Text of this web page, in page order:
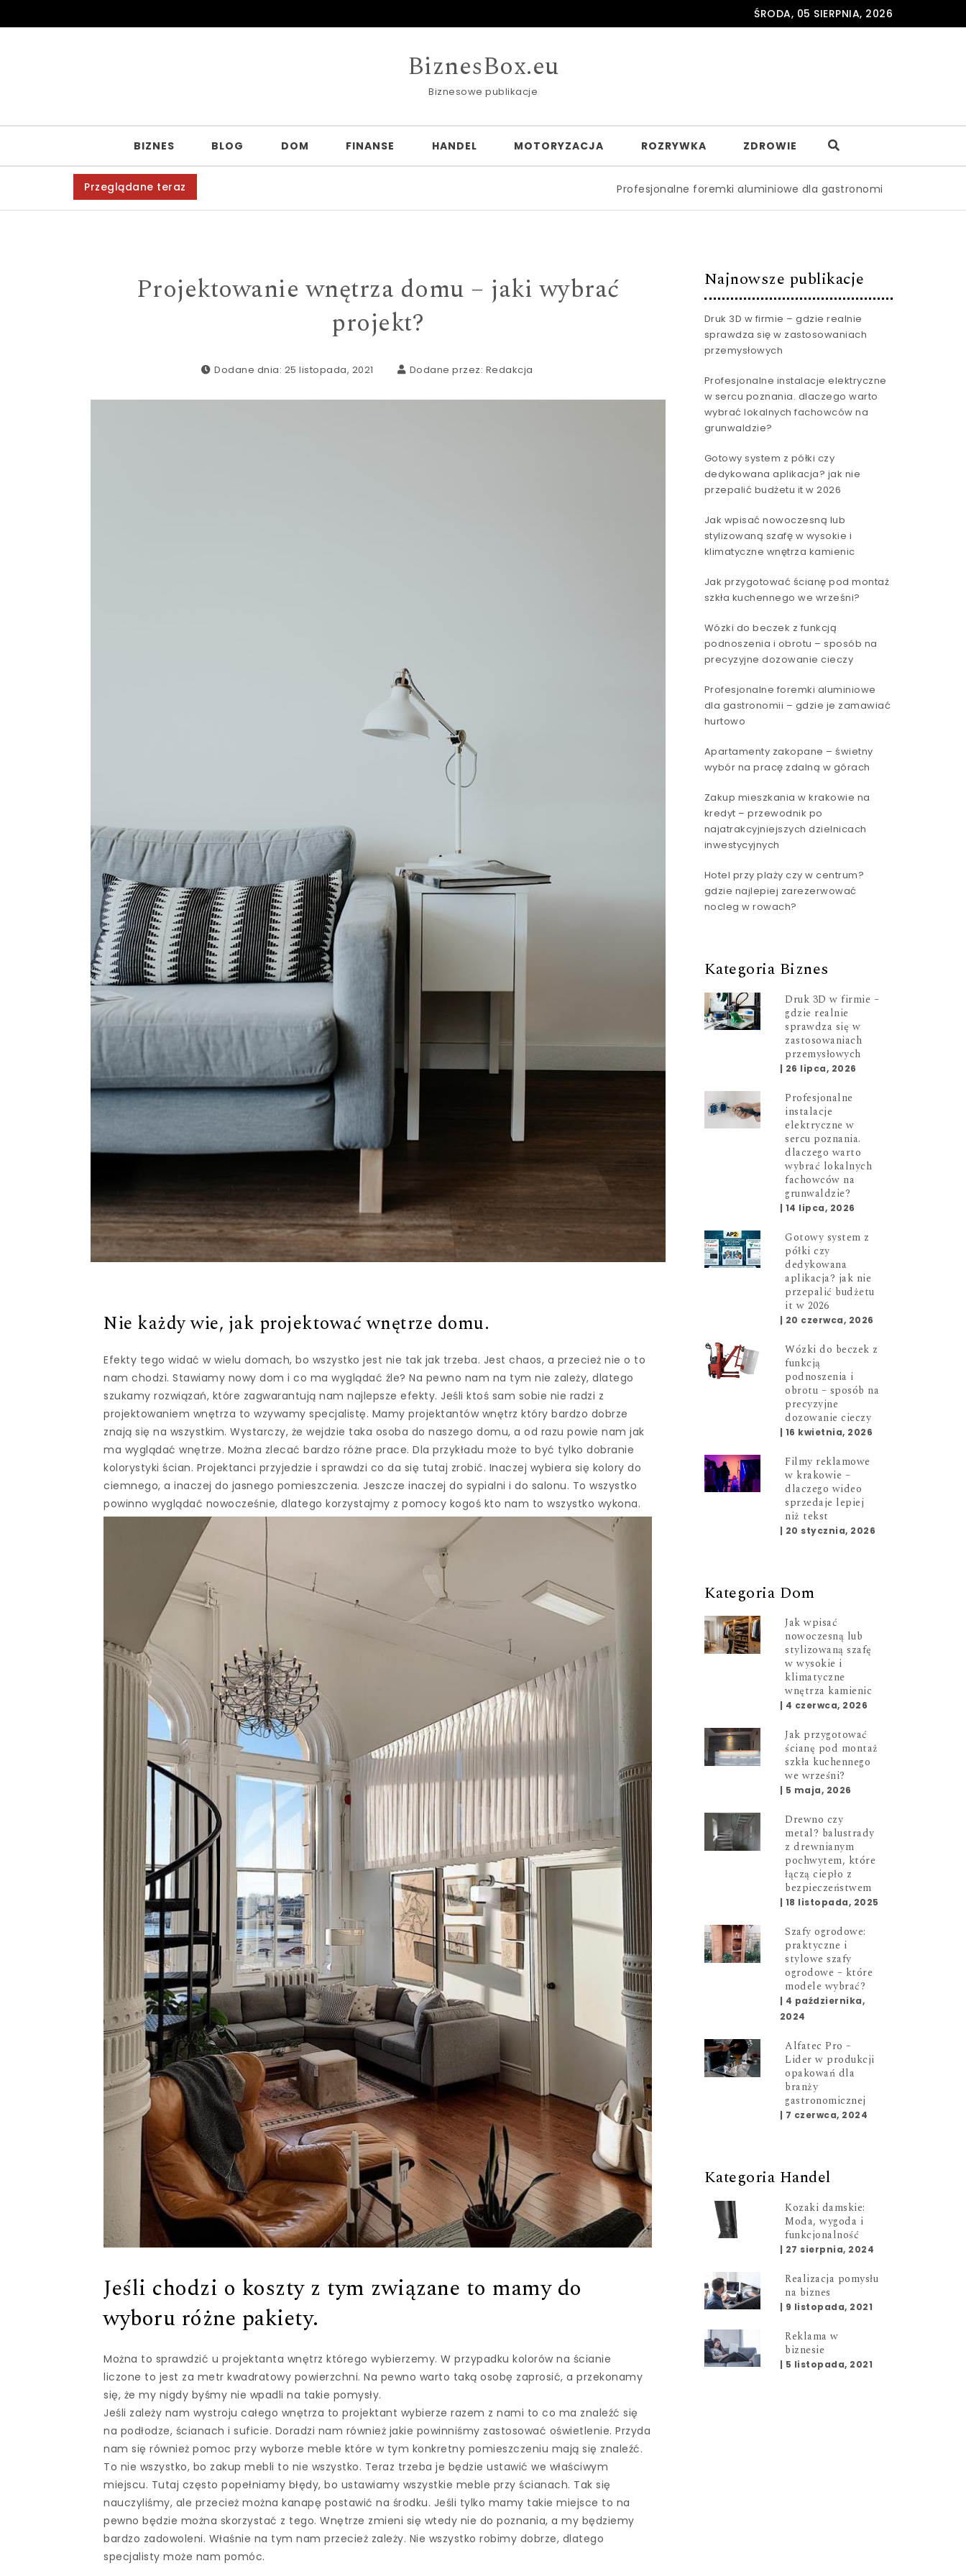
ŚRODA, 05 SIERPNIA, 2026
BiznesBox.eu
Biznesowe publikacje
BIZNES BLOG DOM FINANSE HANDEL MOTORYZACJA ROZRYWKA ZDROWIE
Przeglądane teraz Profesjonalne foremki aluminiowe dla gastronomii – gdzie je zamawiać
Projektowanie wnętrza domu – jaki wybrać
projekt?
Dodane dnia: 25 listopada, 2021 Dodane przez: Redakcja
Nie każdy wie, jak projektować wnętrze domu.
Efekty tego widać w wielu domach, bo wszystko jest nie tak jak trzeba. Jest chaos, a przecież nie o to
nam chodzi. Stawiamy nowy dom i co ma wyglądać źle? Na pewno nam na tym nie zależy, dlatego
szukamy rozwiązań, które zagwarantują nam najlepsze efekty. Jeśli ktoś sam sobie nie radzi z
projektowaniem wnętrza to wzywamy specjalistę. Mamy projektantów wnętrz który bardzo dobrze
znają się na wszystkim. Wystarczy, że wejdzie taka osoba do naszego domu, a od razu powie nam jak
ma wyglądać wnętrze. Można zlecać bardzo różne prace. Dla przykładu może to być tylko dobranie
kolorystyki ścian. Projektanci przyjedzie i sprawdzi co da się tutaj zrobić. Inaczej wybiera się kolory do
ciemnego, a inaczej do jasnego pomieszczenia. Jeszcze inaczej do sypialni i do salonu. To wszystko
powinno wyglądać nowocześnie, dlatego korzystajmy z pomocy kogoś kto nam to wszystko wykona.
Jeśli chodzi o koszty z tym związane to mamy do
wyboru różne pakiety.
Można to sprawdzić u projektanta wnętrz którego wybierzemy. W przypadku kolorów na ścianie
liczone to jest za metr kwadratowy powierzchni. Na pewno warto taką osobę zaprosić, a przekonamy
się, że my nigdy byśmy nie wpadli na takie pomysły.
Jeśli zależy nam wystroju całego wnętrza to projektant wybierze razem z nami to co ma znaleźć się
na podłodze, ścianach i suficie. Doradzi nam również jakie powinniśmy zastosować oświetlenie. Przyda
nam się również pomoc przy wyborze meble które w tym konkretny pomieszczeniu mają się znaleźć.
To nie wszystko, bo zakup mebli to nie wszystko. Teraz trzeba je będzie ustawić we właściwym
miejscu. Tutaj często popełniamy błędy, bo ustawiamy wszystkie meble przy ścianach. Tak się
nauczyliśmy, ale przecież można kanapę postawić na środku. Jeśli tylko mamy takie miejsce to na
pewno będzie można skorzystać z tego. Wnętrze zmieni się wtedy nie do poznania, a my będziemy
bardzo zadowoleni. Właśnie na tym nam przecież zależy. Nie wszystko robimy dobrze, dlatego
specjalisty może nam pomóc.
Najnowsze publikacje
Druk 3D w firmie – gdzie realnie
sprawdza się w zastosowaniach
przemysłowych
Profesjonalne instalacje elektryczne
w sercu poznania. dlaczego warto
wybrać lokalnych fachowców na
grunwaldzie?
Gotowy system z półki czy
dedykowana aplikacja? jak nie
przepalić budżetu it w 2026
Jak wpisać nowoczesną lub
stylizowaną szafę w wysokie i
klimatyczne wnętrza kamienic
Jak przygotować ścianę pod montaż
szkła kuchennego we wrześni?
Wózki do beczek z funkcją
podnoszenia i obrotu – sposób na
precyzyjne dozowanie cieczy
Profesjonalne foremki aluminiowe
dla gastronomii – gdzie je zamawiać
hurtowo
Apartamenty zakopane – świetny
wybór na pracę zdalną w górach
Zakup mieszkania w krakowie na
kredyt – przewodnik po
najatrakcyjniejszych dzielnicach
inwestycyjnych
Hotel przy plaży czy w centrum?
gdzie najlepiej zarezerwować
nocleg w rowach?
Kategoria Biznes
Druk 3D w firmie –
gdzie realnie
sprawdza się w
zastosowaniach
przemysłowych
| 26 lipca, 2026
Profesjonalne
instalacje
elektryczne w
sercu poznania.
dlaczego warto
wybrać lokalnych
fachowców na
grunwaldzie?
| 14 lipca, 2026
Gotowy system z
półki czy
dedykowana
aplikacja? jak nie
przepalić budżetu
it w 2026
| 20 czerwca, 2026
Wózki do beczek z
funkcją
podnoszenia i
obrotu – sposób na
precyzyjne
dozowanie cieczy
| 16 kwietnia, 2026
Filmy reklamowe
w krakowie –
dlaczego wideo
sprzedaje lepiej
niż tekst
| 20 stycznia, 2026
Kategoria Dom
Jak wpisać
nowoczesną lub
stylizowaną szafę
w wysokie i
klimatyczne
wnętrza kamienic
| 4 czerwca, 2026
Jak przygotować
ścianę pod montaż
szkła kuchennego
we wrześni?
| 5 maja, 2026
Drewno czy
metal? balustrady
z drewnianym
pochwytem, które
łączą ciepło z
bezpieczeństwem
| 18 listopada, 2025
Szafy ogrodowe:
praktyczne i
stylowe szafy
ogrodowe – które
modele wybrać?
| 4 października,
2024
Alfatec Pro –
Lider w produkcji
opakowań dla
branży
gastronomicznej
| 7 czerwca, 2024
Kategoria Handel
Kozaki damskie:
Moda, wygoda i
funkcjonalność
| 27 sierpnia, 2024
Realizacja pomysłu
na biznes
| 9 listopada, 2021
Reklama w
biznesie
| 5 listopada, 2021